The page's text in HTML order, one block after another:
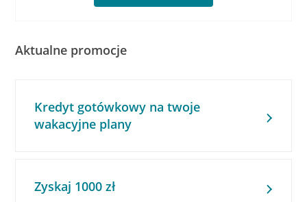
Aktualne promocje
Kredyt gotówkowy na twoje
wakacyjne plany
Zyskaj 1000 zł